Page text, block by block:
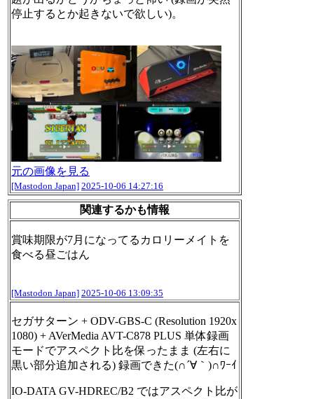
停止するとか起きないで欲しい)。
元の画像を見る
[Mastodon Japan] 2025-10-06 14:27:16
関連するかも情報
賞味期限が7月になってるカロリーメイトを
食べる昼ごはん
[Mastodon Japan] 2025-10-06 13:09:35
セガサターン + ODV-GBS-C (Resolution 1920x
1080) + AVerMedia AVT-C878 PLUS 単体録画
モードでアスペクト比を保ったまま (左右に
黒い部分追加される) 録画できた(∩´∀｀)∩ﾜｰｲ
IO-DATA GV-HDREC/B2 ではアスペクト比が